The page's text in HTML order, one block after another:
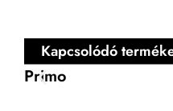
Kapcsolódó
Primo